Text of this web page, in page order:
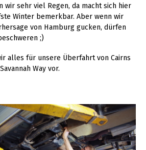
wir sehr viel Regen, da macht sich hier
Winter bemerkbar. Aber wenn wir
von Hamburg gucken, dürfen
;)
alles für unsere Überfahrt von Cairns
Way vor.